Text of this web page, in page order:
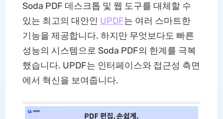
Soda PDF 데스크톱 및 웹 도구를 대체할 수
있는 최고의 대안인 UPDF는 여러 스마트한
기능을 제공합니다. 하지만 무엇보다도 빠른
성능의 시스템으로 Soda PDF의 한계를 극복
했습니다. UPDF는 인터페이스와 접근성 측면
에서 혁신을 보여줍니다.